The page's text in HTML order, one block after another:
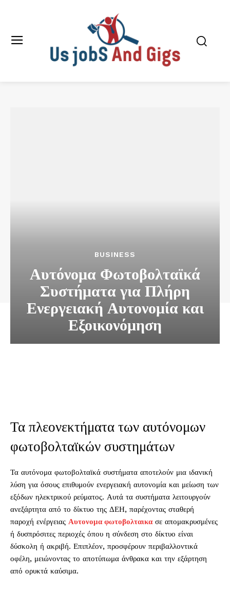
BUSINESS
Αυτόνομα Φωτοβολταϊκά
Συστήματα για Πλήρη
Ενεργειακή Αυτονομία και
Εξοικονόμηση
Τα πλεονεκτήματα των αυτόνομων
φωτοβολταϊκών συστημάτων
Τα αυτόνομα φωτοβολταϊκά συστήματα αποτελούν μια ιδανική
λύση για όσους επιθυμούν ενεργειακή αυτονομία και μείωση των
εξόδων ηλεκτρικού ρεύματος. Αυτά τα συστήματα λειτουργούν
ανεξάρτητα από το δίκτυο της ΔΕΗ, παρέχοντας σταθερή
παροχή ενέργειας Αυτονομα φωτοβολταικα σε απομακρυσμένες
ή δυσπρόσιτες περιοχές όπου η σύνδεση στο δίκτυο είναι
δύσκολη ή ακριβή. Επιπλέον, προσφέρουν περιβαλλοντικά
οφέλη, μειώνοντας το αποτύπωμα άνθρακα και την εξάρτηση
από ορυκτά καύσιμα.